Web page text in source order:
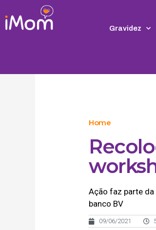
para
Gravidez
Home
Ação faz parte
banco BV
09/06/2021